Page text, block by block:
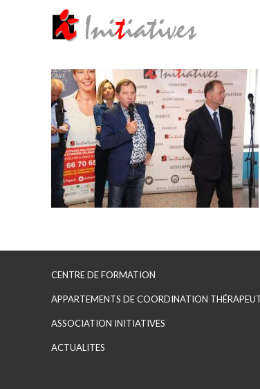
CENTRE DE FORMATION
APPARTEMENTS DE COORDINATION
ASSOCIATION INITIATIVES
ACTUALITES